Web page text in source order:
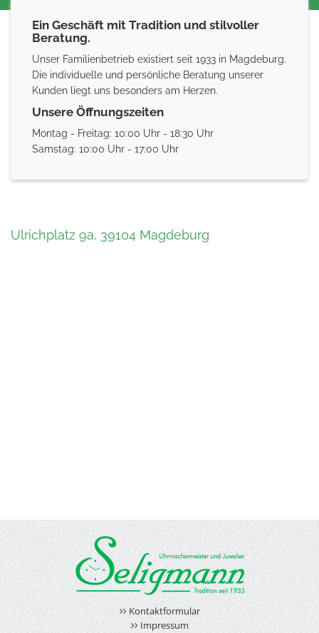
Ein Geschäft mit Tradition und stilvoller
Beratung.
Unser Familienbetrieb existiert seit 1933 in Magdeburg.
Die individuelle und persönliche Beratung unserer
Kunden liegt uns besonders am Herzen.
Unsere Öffnungszeiten
Montag - Freitag: 10:00 Uhr - 18:30 Uhr
Samstag: 10:00 Uhr - 17:00 Uhr
Ulrichplatz 9a, 39104 Magdeburg
Kontaktformular
Impressum